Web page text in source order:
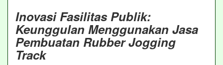
Inovasi Fasilitas Publik:
Keunggulan Menggunakan Jasa
Pembuatan Rubber Jogging
Track